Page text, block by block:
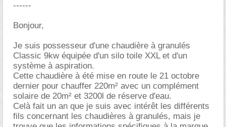
------
Bonjour,
Je suis possesseur d'une chaudière à granulés
Classic 9kw équipée d'un silo toile XXL et d'un
système à aspiration.
Cette chaudière à été mise en route le 21 octobre
dernier pour chauffer 220m² avec un complément
solaire de 20m² et 3200l de réserve d'eau.
Celà fait un an que je suis avec intérêt les différents
fils concernant les chaudières à granulés, mais je